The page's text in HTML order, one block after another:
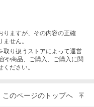
りますが、その内容の正確
せん。
取り扱うストアによって運営
や商品、ご購入 、ご購入に関
ださい。
このページのトップへ